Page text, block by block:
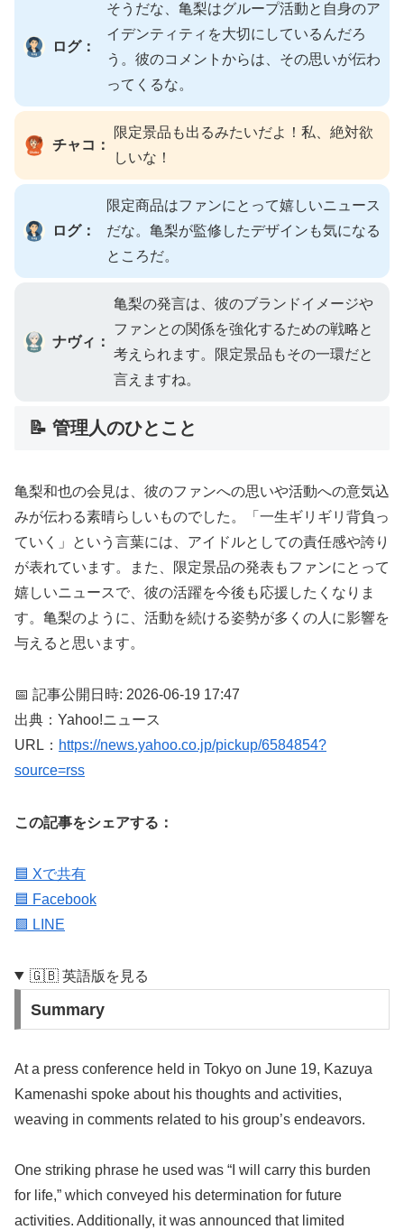
ログ：
そうだな、亀梨はグループ活動と自身のア
イデンティティを大切にしているんだろ
う。彼のコメントからは、その思いが伝わ
ってくるな。
チャコ：
限定景品も出るみたいだよ！私、絶対欲
しいな！
ログ：
限定商品はファンにとって嬉しいニュース
だな。亀梨が監修したデザインも気になる
ところだ。
ナヴィ：
亀梨の発言は、彼のブランドイメージや
ファンとの関係を強化するための戦略と
考えられます。限定景品もその一環だと
言えますね。
📝 管理人のひとこと
亀梨和也の会見は、彼のファンへの思いや活動への意気込
みが伝わる素晴らしいものでした。「一生ギリギリ背負っ
ていく」という言葉には、アイドルとしての責任感や誇り
が表れています。また、限定景品の発表もファンにとって
嬉しいニュースで、彼の活躍を今後も応援したくなりま
す。亀梨のように、活動を続ける姿勢が多くの人に影響を
与えると思います。
📅 記事公開日時: 2026-06-19 17:47
出典：Yahoo!ニュース
URL： https://news.yahoo.co.jp/pickup/6584854?
source=rss
この記事をシェアする：
🟦 Xで共有
🟦 Facebook
🟩 LINE
🇬🇧 英語版を見る
Summary
At a press conference held in Tokyo on June 19, Kazuya
Kamenashi spoke about his thoughts and activities,
weaving in comments related to his group’s endeavors.
One striking phrase he used was “I will carry this burden
for life,” which conveyed his determination for future
activities. Additionally, it was announced that limited